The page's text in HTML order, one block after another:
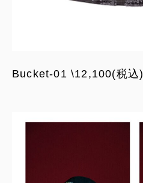
Bucket-01 \12,100(税込)